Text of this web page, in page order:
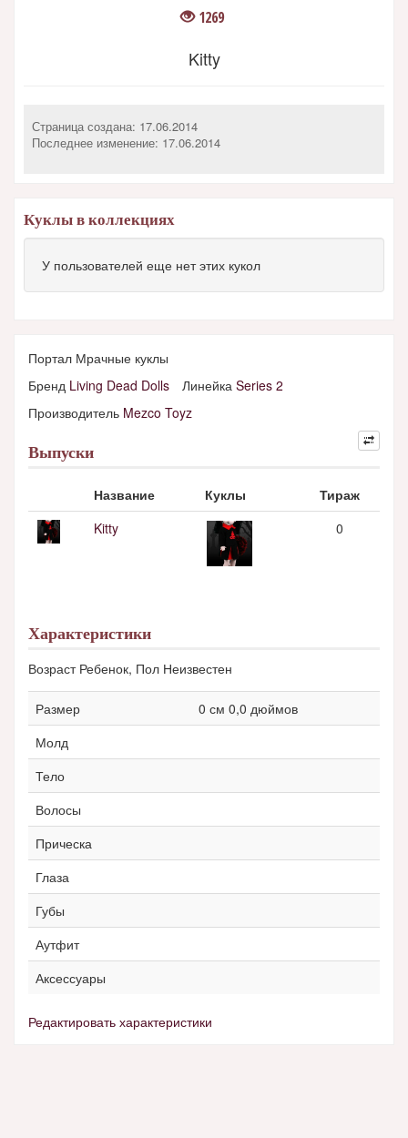
1269
Kitty
Страница создана: 17.06.2014
Последнее изменение: 17.06.2014
Куклы в коллекциях
У пользователей еще нет этих кукол
Портал Мрачные куклы
Бренд Living Dead Dolls Линейка Series 2
Производитель Mezco Toyz
Выпуски
Название Куклы
Тираж
Kitty
0
Характеристики
Возраст Ребенок, Пол Неизвестен
Размер
0 см 0,0 дюймов
Молд
Тело
Волосы
Прическа
Глаза
Губы
Аутфит
Аксессуары
Редактировать характеристики